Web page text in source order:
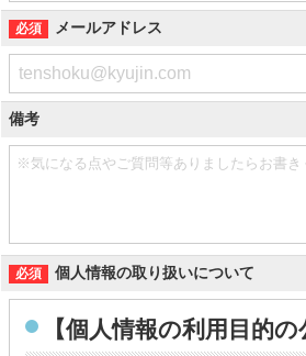
メールアドレス
備考
個人情報の取り扱いについて
【個人情報の利用目的の